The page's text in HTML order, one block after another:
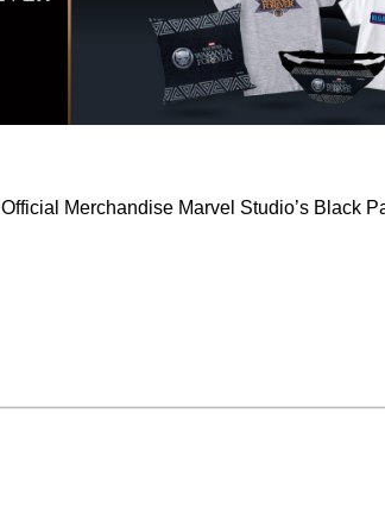
Merchandise Marvel Studio’s Black